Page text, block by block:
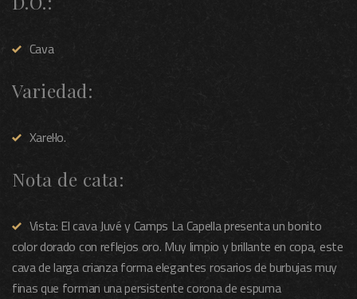
Cava
Variedad:
Xarel·lo.
Nota de cata:
Vista: El cava Juvé y Camps La Capella presenta un bonito
color dorado con reflejos oro. Muy limpio y brillante en copa, este
cava de larga crianza forma elegantes rosarios de burbujas muy
finas que forman una persistente corona de espuma